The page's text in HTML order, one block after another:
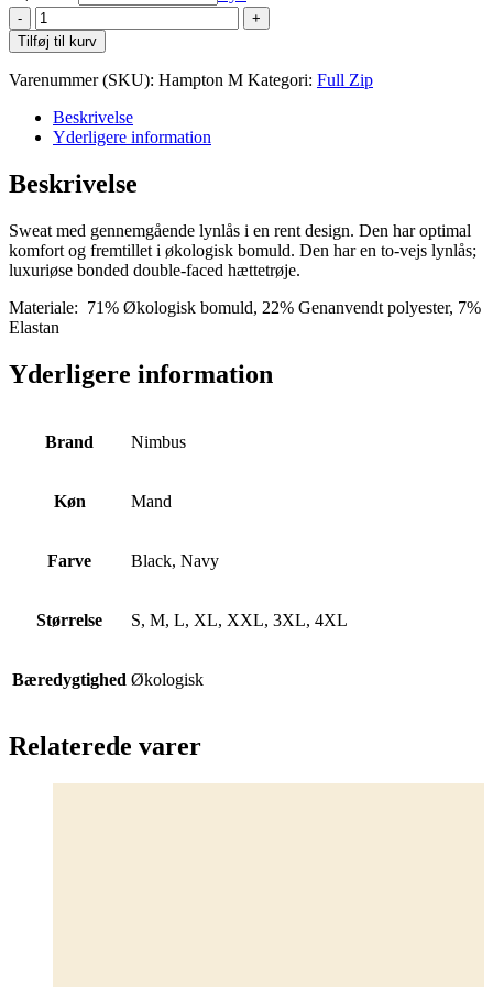
Nimbus
Hampton
M
antal
Tilføj til kurv
Varenummer (SKU): Hampton M Kategori: Full Zip
Beskrivelse
Yderligere information
Beskrivelse
Sweat med gennemgående lynlås i en rent design. Den har optimal
komfort og fremtillet i økologisk bomuld. Den har en to-vejs lynlås;
luxuriøse bonded double-faced hættetrøje.
Materiale: 71% Økologisk bomuld, 22% Genanvendt polyester, 7%
Elastan
Yderligere information
Brand Nimbus
Køn Mand
Farve Black, Navy
Størrelse S, M, L, XL, XXL, 3XL, 4XL
Bæredygtighed Økologisk
Relaterede varer